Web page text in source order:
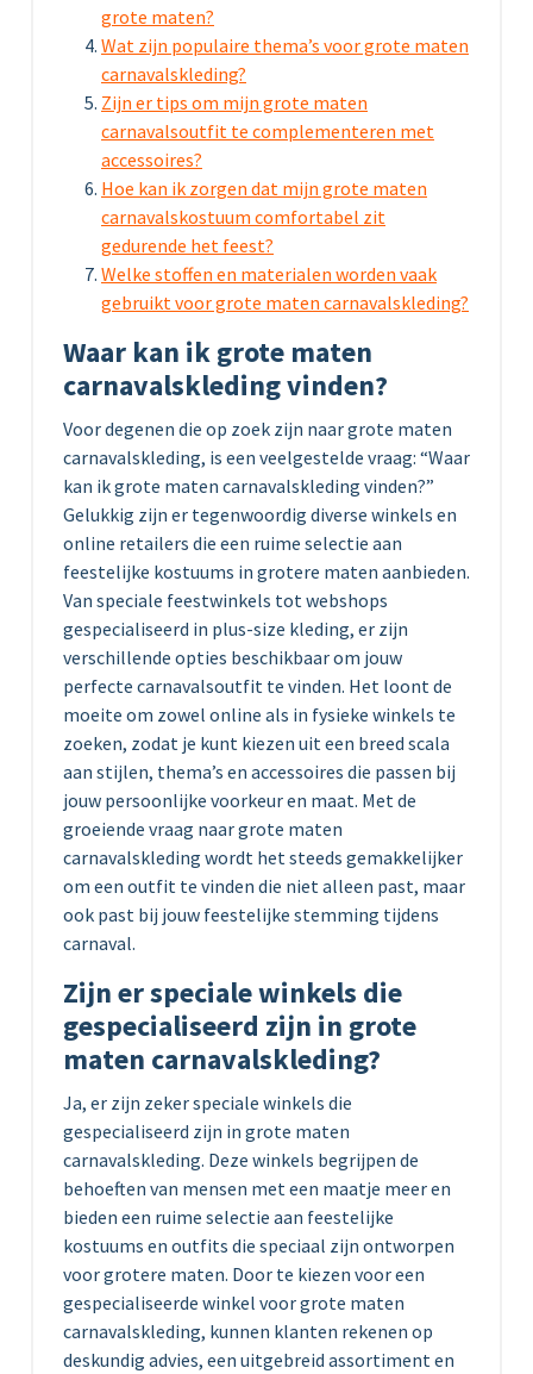
grote maten?
Wat zijn populaire thema’s voor grote maten
carnavalskleding?
Zijn er tips om mijn grote maten
carnavalsoutfit te complementeren met
accessoires?
Hoe kan ik zorgen dat mijn grote maten
carnavalskostuum comfortabel zit
gedurende het feest?
Welke stoffen en materialen worden vaak
gebruikt voor grote maten carnavalskleding?
Waar kan ik grote maten
carnavalskleding vinden?
Voor degenen die op zoek zijn naar grote maten
carnavalskleding, is een veelgestelde vraag: “Waar
kan ik grote maten carnavalskleding vinden?”
Gelukkig zijn er tegenwoordig diverse winkels en
online retailers die een ruime selectie aan
feestelijke kostuums in grotere maten aanbieden.
Van speciale feestwinkels tot webshops
gespecialiseerd in plus-size kleding, er zijn
verschillende opties beschikbaar om jouw
perfecte carnavalsoutfit te vinden. Het loont de
moeite om zowel online als in fysieke winkels te
zoeken, zodat je kunt kiezen uit een breed scala
aan stijlen, thema’s en accessoires die passen bij
jouw persoonlijke voorkeur en maat. Met de
groeiende vraag naar grote maten
carnavalskleding wordt het steeds gemakkelijker
om een outfit te vinden die niet alleen past, maar
ook past bij jouw feestelijke stemming tijdens
carnaval.
Zijn er speciale winkels die
gespecialiseerd zijn in grote
maten carnavalskleding?
Ja, er zijn zeker speciale winkels die
gespecialiseerd zijn in grote maten
carnavalskleding. Deze winkels begrijpen de
behoeften van mensen met een maatje meer en
bieden een ruime selectie aan feestelijke
kostuums en outfits die speciaal zijn ontworpen
voor grotere maten. Door te kiezen voor een
gespecialiseerde winkel voor grote maten
carnavalskleding, kunnen klanten rekenen op
deskundig advies, een uitgebreid assortiment en